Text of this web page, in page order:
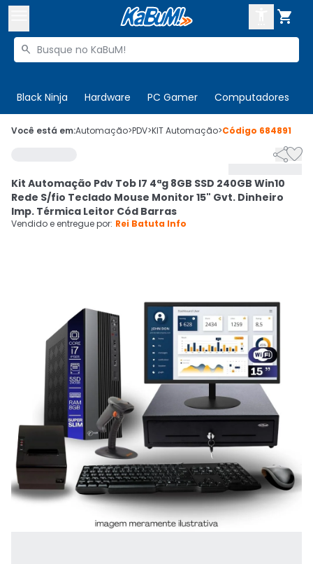

Buscar produtos

Black Ninja Hardware PC Gamer Computadores
 Olá. Acesse sua conta
Cupons
Mais Vendidos
CADASTRE-SE
Você está em:Automação>PDV>KIT Automação>Código 684891

Kit Automação Pdv Tob I7 4ªg 8GB SSD 240GB Win10
Rede S/fio Teclado Mouse Monitor 15" Gvt. Dinheiro
Imp. Térmica Leitor Cód Barras
Vendido e entregue por: Rei Batuta Info